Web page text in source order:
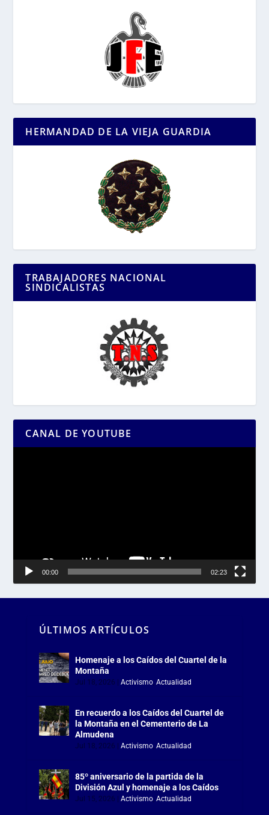
HERMANDAD DE LA VIEJA GUARDIA
TRABAJADORES NACIONAL
SINDICALISTAS
CANAL DE YOUTUBE
00:00 02:23
ÚLTIMOS ARTÍCULOS
Homenaje a los Caídos del Cuartel de la
Montaña
Jul 18, 2026 Activismo, Actualidad
En recuerdo a los Caídos del Cuartel de
la Montaña en el Cementerio de La
Almudena
Jul 18, 2026 Activismo, Actualidad
85º aniversario de la partida de la
División Azul y homenaje a los Caídos
Jul 15, 2026 Activismo, Actualidad